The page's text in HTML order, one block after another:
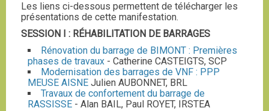
Les liens ci-dessous permettent de télécharger les
présentations de cette manifestation.
SESSION I : RÉHABILITATION DE BARRAGES
Rénovation du barrage de BIMONT : Premières
phases de travaux - Catherine CASTEIGTS, SCP
Modernisation des barrages de VNF : PPP
MEUSE AISNE Julien AUBONNET, BRL
Travaux de confortement du barrage de
RASSISSE - Alan BAIL, Paul ROYET, IRSTEA